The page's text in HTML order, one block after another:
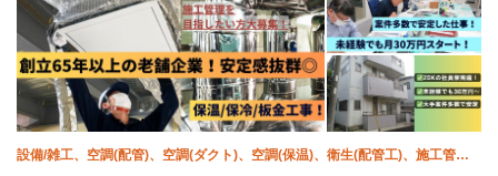
残業月10時間以下 夏季休暇 年末年始休暇 土日休み
設備/雑工、空調(配管)、空調(ダクト)、空調(保温)、衛生(配管工)、施工管理